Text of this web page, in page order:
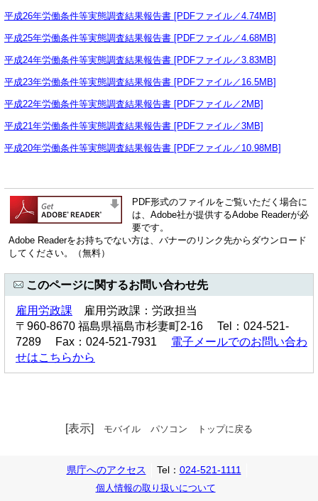
平成26年労働条件等実態調査結果報告書 [PDFファイル／4.74MB]
平成25年労働条件等実態調査結果報告書 [PDFファイル／4.68MB]
平成24年労働条件等実態調査結果報告書 [PDFファイル／3.83MB]
平成23年労働条件等実態調査結果報告書 [PDFファイル／16.5MB]
平成22年労働条件等実態調査結果報告書 [PDFファイル／2MB]
平成21年労働条件等実態調査結果報告書 [PDFファイル／3MB]
平成20年労働条件等実態調査結果報告書 [PDFファイル／10.98MB]
PDF形式のファイルをご覧いただく場合に
は、Adobe社が提供するAdobe Readerが必
要です。
Adobe Readerをお持ちでない方は、バナーのリンク先からダウンロード
してください。（無料）
このページに関するお問い合わせ先
雇用労政課 雇用労政課：労政担当
〒960-8670 福島県福島市杉妻町2-16 Tel：024-521-
7289 Fax：024-521-7931 電子メールでのお問い合わ
せはこちらから
[表示] モバイル パソコン トップに戻る
県庁へのアクセス Tel： 024-521-1111
個人情報の取り扱いについて